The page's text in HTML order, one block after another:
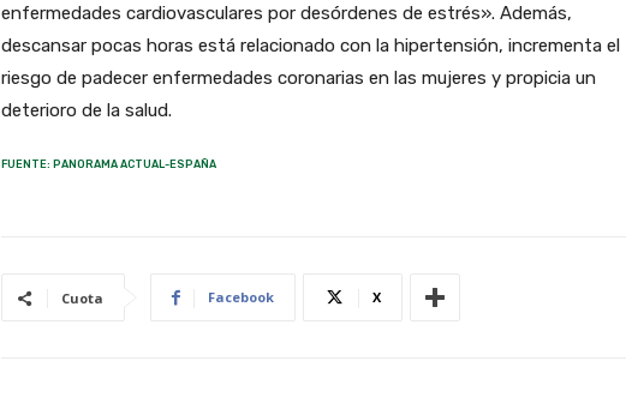
enfermedades cardiovasculares por desórdenes de estrés». Además,
descansar pocas horas está relacionado con la hipertensión, incrementa el
riesgo de padecer enfermedades coronarias en las mujeres y propicia un
deterioro de la salud.
FUENTE: PANORAMA ACTUAL-ESPAÑA
Cuota Facebook X